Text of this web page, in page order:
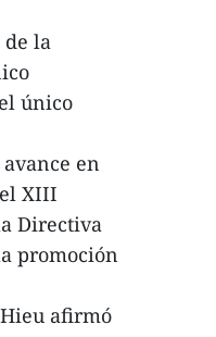
la
único
en
XIII
Directiva
promoción
afirmó